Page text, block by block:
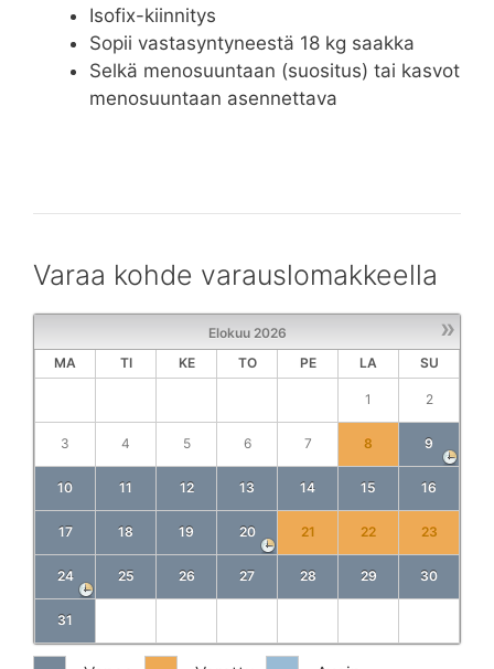
Isofix-kiinnitys
Sopii vastasyntyneestä 18 kg saakka
Selkä menosuuntaan (suositus) tai kasvot
menosuuntaan asennettava
Varaa kohde varauslomakkeella
»
Elokuu 2026
MA
TI KE TO PE LA SU
1 2
3 4 5 6 7 8 9
10 11 12 13 14 15 16
17 18 19 20 21 22 23
24 25 26 27 28 29 30
31